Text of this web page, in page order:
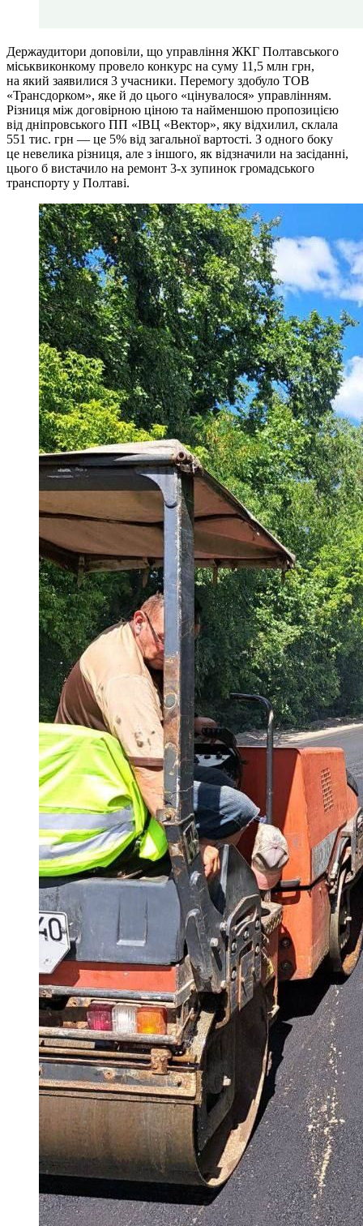
Держаудитори доповіли, що управління ЖКГ Полтавського
міськвиконкому провело конкурс на суму 11,5 млн грн,
на який заявилися 3 учасники. Перемогу здобуло ТОВ
«Трансдорком», яке й до цього «цінувалося» управлінням.
Різниця між договірною ціною та найменшою пропозицією
від дніпровського ПП «ІВЦ «Вектор», яку відхилил, склала
551 тис. грн — це 5% від загальної вартості. З одного боку
це невелика різниця, але з іншого, як відзначили на засіданні,
цього б вистачило на ремонт 3-х зупинок громадського
транспорту у Полтаві.